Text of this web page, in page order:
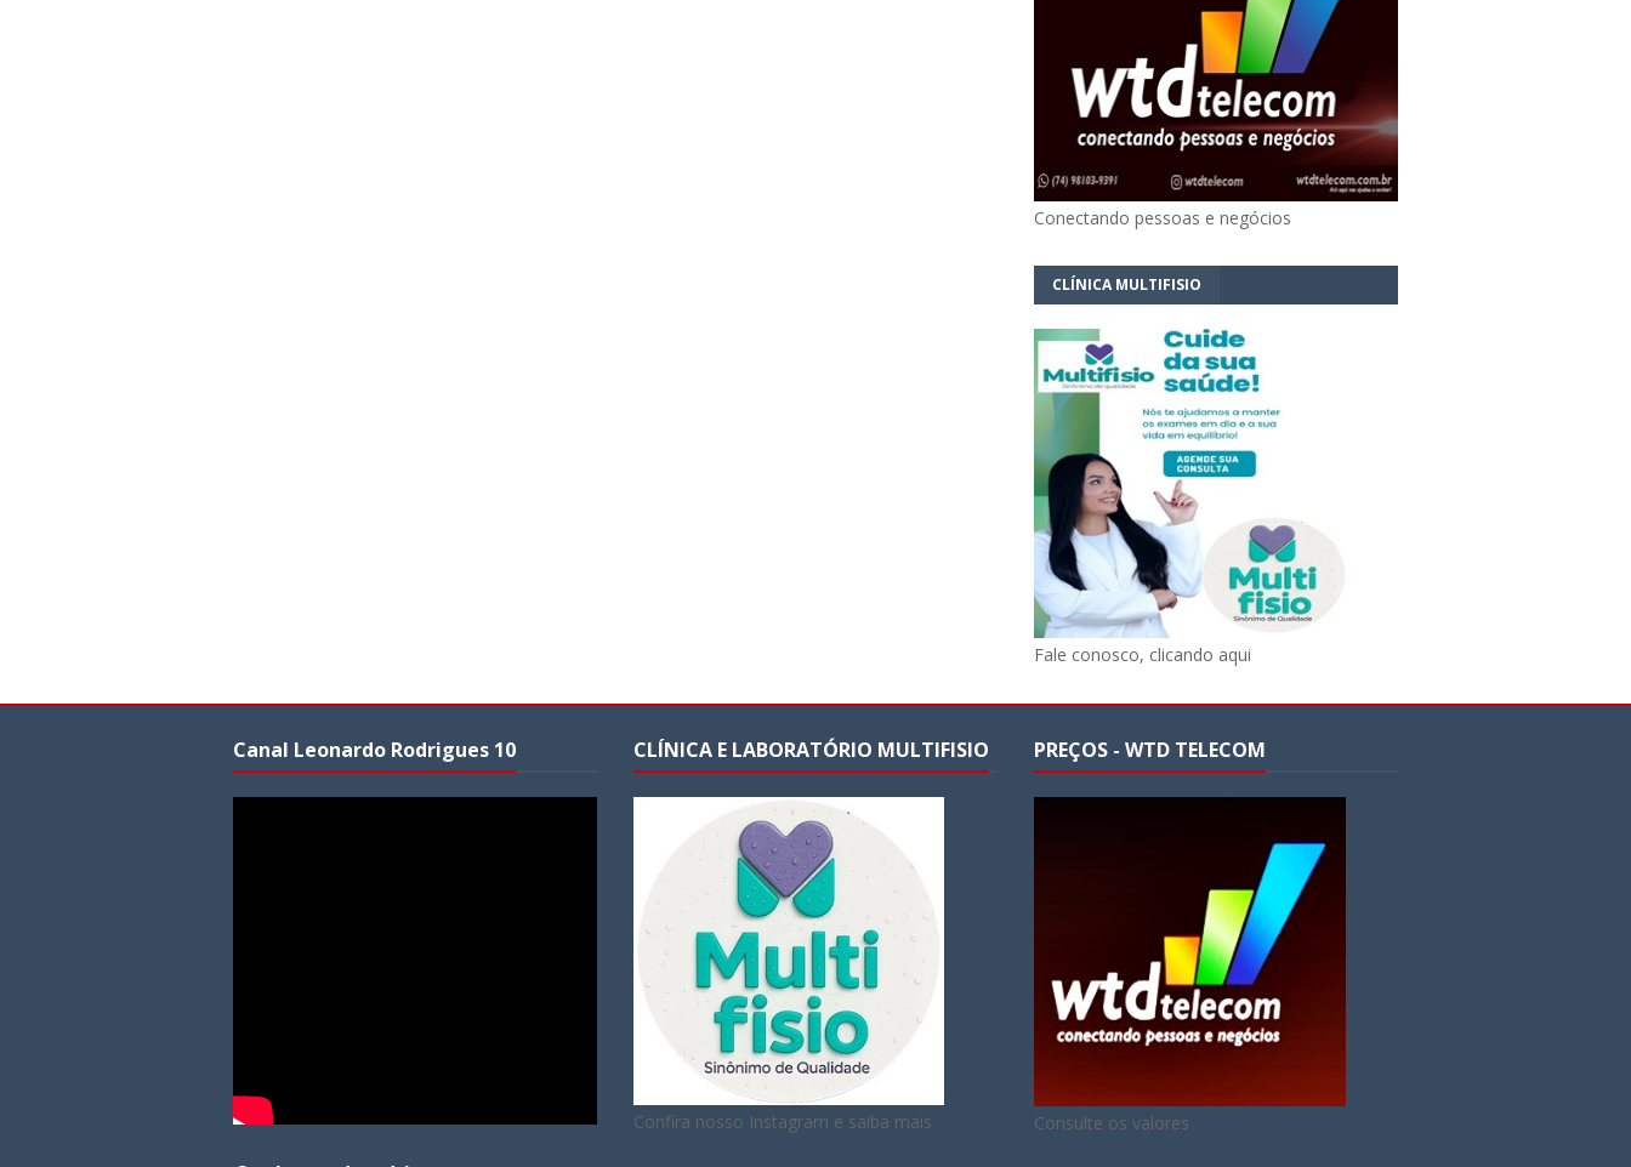
Conectando pessoas e negócios
CLÍNICA MULTIFISIO
Fale conosco, clicando aqui
Canal Leonardo Rodrigues 10 CLÍNICA E LABORATÓRIO MULTIFISIO
Confira nosso Instagram e saiba mais
PREÇOS - WTD TELECOM
Consulte os valores